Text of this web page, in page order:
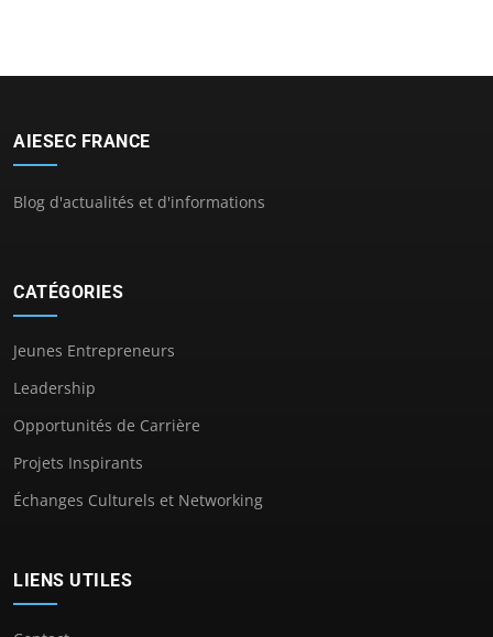
AIESEC FRANCE
Blog d'actualités et d'informations
CATÉGORIES
Jeunes Entrepreneurs
Leadership
Opportunités de Carrière
Projets Inspirants
Échanges Culturels et Networking
LIENS UTILES